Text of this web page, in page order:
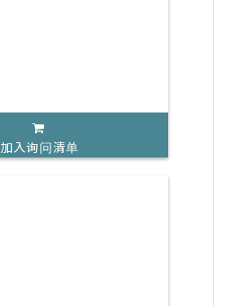
加入询问清单